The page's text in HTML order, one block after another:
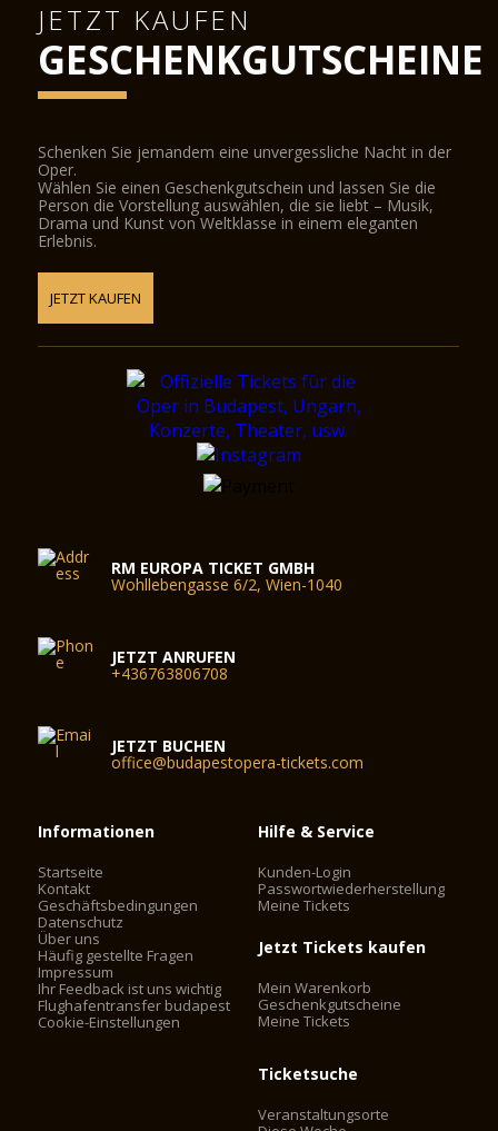
JETZT KAUFEN
GESCHENKGUTSCHEINE
Schenken Sie jemandem eine unvergessliche Nacht in der
Oper.
Wählen Sie einen Geschenkgutschein und lassen Sie die
Person die Vorstellung auswählen, die sie liebt – Musik,
Drama und Kunst von Weltklasse in einem eleganten
Erlebnis.
JETZT KAUFEN
RM EUROPA TICKET GMBH
Wohllebengasse 6/2, Wien-1040
JETZT ANRUFEN
+436763806708
JETZT BUCHEN
office@budapestopera-tickets.com
Informationen
Startseite
Kontakt
Geschäftsbedingungen
Datenschutz
Über uns
Häufig gestellte Fragen
Impressum
Ihr Feedback ist uns wichtig
Flughafentransfer budapest
Cookie-Einstellungen
Hilfe & Service
Kunden-Login
Passwortwiederherstellung
Meine Tickets
Jetzt Tickets kaufen
Mein Warenkorb
Geschenkgutscheine
Meine Tickets
Ticketsuche
Veranstaltungsorte